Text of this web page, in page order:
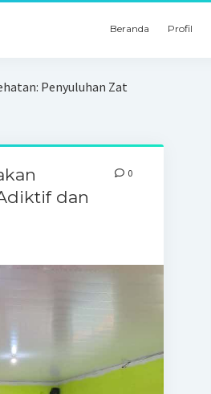
Beranda Profil
Penyuluhan Zat
dan
0